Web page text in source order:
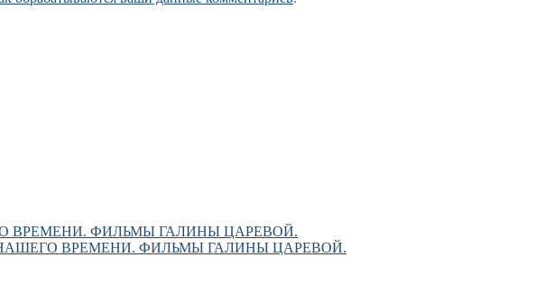
ВРЕМЕНИ. ФИЛЬМЫ ГАЛИНЫ ЦАРЕВОЙ.
ВРЕМЕНИ. ФИЛЬМЫ ГАЛИНЫ ЦАРЕВОЙ.